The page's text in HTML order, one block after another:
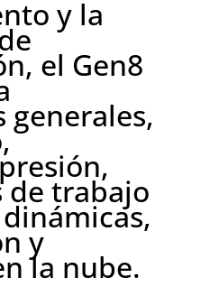
y la
el Gen8
generales,
de trabajo
y
la nube.